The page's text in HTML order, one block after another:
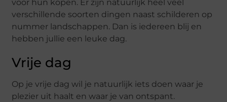
voor hun kopen. Er zijn natuurlijk heel veel
verschillende soorten dingen naast schilderen op
nummer landschappen. Dan is iedereen blij en
hebben jullie een leuke dag.
Vrije dag
Op je vrije dag wil je natuurlijk iets doen waar je
plezier uit haalt en waar je van ontspant.